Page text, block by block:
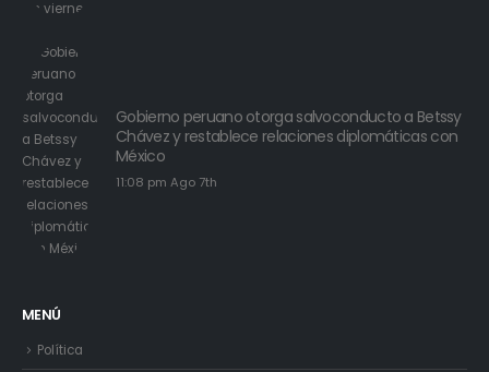
Gobierno peruano otorga salvoconducto a Betssy
Chávez y restablece relaciones diplomáticas con
México
11:08 pm Ago 7th
MENÚ
Política